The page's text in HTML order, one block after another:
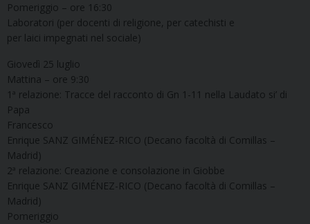
Pomeriggio – ore 16:30
Laboratori (per docenti di religione, per catechisti e
per laici impegnati nel sociale)
Giovedì 25 luglio
Mattina – ore 9:30
1ª relazione: Tracce del racconto di Gn 1-11 nella Laudato si’ di
Papa
Francesco
Enrique SANZ GIMÉNEZ-RICO (Decano facoltà di Comillas –
Madrid)
2ª relazione: Creazione e consolazione in Giobbe
Enrique SANZ GIMÉNEZ-RICO (Decano facoltà di Comillas –
Madrid)
Pomeriggio